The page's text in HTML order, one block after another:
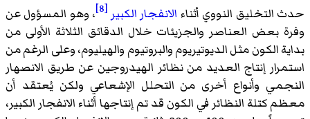
حدث التخليق النووي أثناء الانفجار الكبير [8]
، وهو المسؤول عن
وفرة بعض العناصر والجزيئات خلال الدقائق الثلاثة الأولى من
بداية الكون مثل الديوتيريوم والبروتيوم والهيليوم، وعلى الرغم من
استمرار إنتاج العديد من نظائر الهيدروجين عن طريق الانصهار
النجمي وأنواع أخرى من التحلل الإشعاعي ولكن يُعتقد أن
معظم كتلة النظائر في الكون قد تم إنتاجها أثناء الانفجار الكبير،